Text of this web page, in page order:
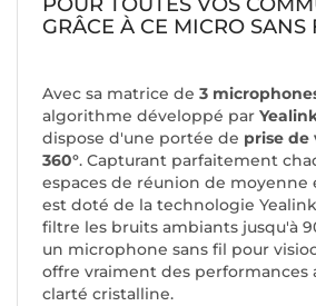
GRÂCE À CE MICRO SANS
Avec sa matrice de 3
algorithme développé par
dispose d'une portée de prise de
360°. Capturant parfaitement
espaces de réunion de moyenne
est doté de la technologie
filtre les bruits ambiants jusqu'à
un microphone sans fil pour
offre vraiment des performances
clarté cristalline.